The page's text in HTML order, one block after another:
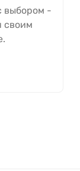
выбором -
своим